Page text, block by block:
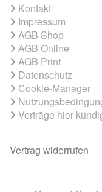
Kontakt
Impressum
AGB Shop
AGB Online
AGB Print
Datenschutz
Cookie-Manager
Verträge hier
Vertrag widerrufen